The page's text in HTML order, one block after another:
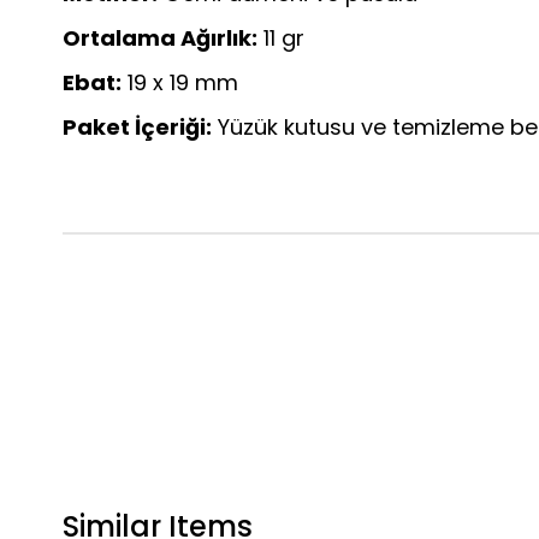
Ortalama Ağırlık: 11 gr
Ebat: 19 x 19 mm
Paket İçeriği: Yüzük kutusu ve temizleme
Similar Items